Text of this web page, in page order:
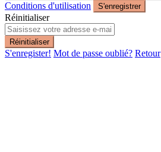
Conditions d'utilisation
S'enregistrer
Réinitialiser
Réinitialiser
S'enregister! Mot de passe oublié? Retour